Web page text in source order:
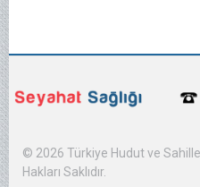
© 2026 Türkiye Hudut ve
Hakları Saklıdır.